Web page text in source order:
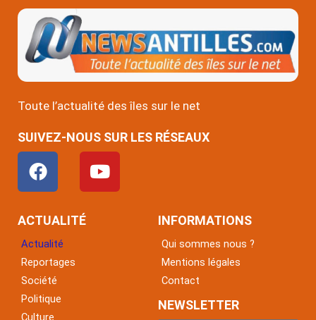
Toute l’actualité des îles sur le net
SUIVEZ-NOUS SUR LES RÉSEAUX
F
a
c
e
o
o
k
Y
o
u
ACTUALITÉ
Actualité
Reportages
Société
Politique
Culture
INFORMATIONS
Qui sommes nous ?
Mentions légales
Contact
NEWSLETTER